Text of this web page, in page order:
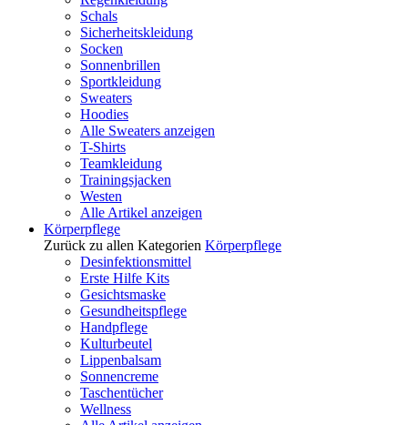
Schals
Sicherheitskleidung
Socken
Sonnenbrillen
Sportkleidung
Sweaters
Hoodies
Alle Sweaters anzeigen
T-Shirts
Teamkleidung
Trainingsjacken
Westen
Alle Artikel anzeigen
Körperpflege
Zurück zu allen Kategorien Körperpflege
Desinfektionsmittel
Erste Hilfe Kits
Gesichtsmaske
Gesundheitspflege
Handpflege
Kulturbeutel
Lippenbalsam
Sonnencreme
Taschentücher
Wellness